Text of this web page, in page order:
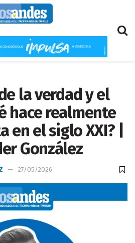
la verdad y el
hace realmente
en el siglo XXI? |
González
27/05/2026